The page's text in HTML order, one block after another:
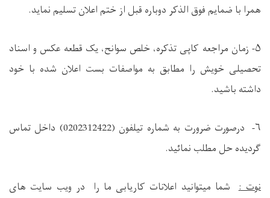
همرا با ضمایم فوق الذکر دوباره قبل از ختم اعلان تسلیم نماید.
۵- زمان مراجعه کاپی تذکره، خلص سوانح، یک قطعه عکس و اسناد
تحصیلی خویش را مطابق به مواصفات بست اعلان شده با خود
داشته باشید.
۶- درصورت ضرورت به شماره تيلفون (0202312422) داخل تماس
گردیده حل مطلب نمائید.
نوت :شما میتوانید اعلانات کاریابی ما را در ویب سایت های